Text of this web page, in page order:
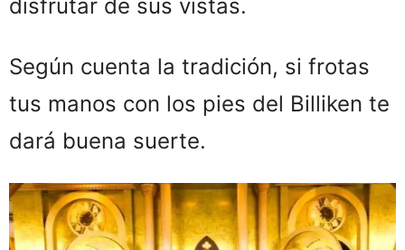
disfrutar de sus vistas.
Según cuenta la tradición, si frotas
tus manos con los pies del Billiken te
dará buena suerte.